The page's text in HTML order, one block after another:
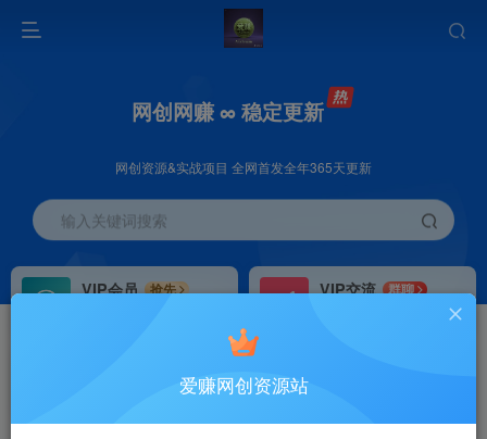
网创网赚 ∞ 稳定更新
网创资源&实战项目 全网首发全年365天更新
输入关键词搜索
VIP会员
抢先
VIP交流
群聊
研究探讨更多创业项目路子。
会员专属推广链接爱赚网创资源站